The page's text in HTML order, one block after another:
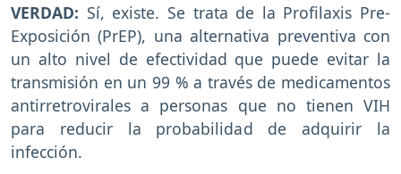
VERDAD: Sí, existe. Se trata de la Profilaxis Pre-
Exposición (PrEP), una alternativa preventiva con
un alto nivel de efectividad que puede evitar la
transmisión en un 99 % a través de medicamentos
antirretrovirales a personas que no tienen VIH
para reducir la probabilidad de adquirir la
infección.